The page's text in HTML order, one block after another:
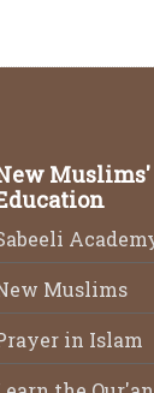
Muslims'
Muslims
in Islam